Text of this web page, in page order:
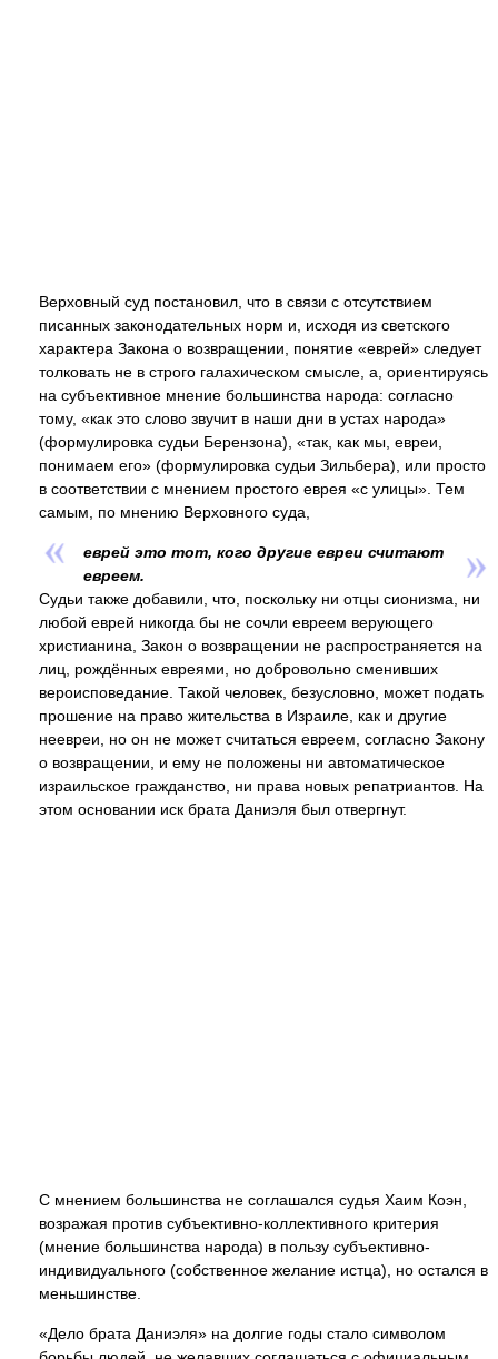
Верховный суд постановил, что в связи с отсутствием
писанных законодательных норм и, исходя из светского
характера Закона о возвращении, понятие «еврей» следует
толковать не в строго галахическом смысле, а, ориентируясь
на субъективное мнение большинства народа: согласно
тому, «как это слово звучит в наши дни в устах народа»
(формулировка судьи Берензона), «так, как мы, евреи,
понимаем его» (формулировка судьи Зильбера), или просто
в соответствии с мнением простого еврея «с улицы». Тем
самым, по мнению Верховного суда,
еврей это тот, кого другие евреи считают
евреем.
Судьи также добавили, что, поскольку ни отцы сионизма, ни
любой еврей никогда бы не сочли евреем верующего
христианина, Закон о возвращении не распространяется на
лиц, рождённых евреями, но добровольно сменивших
вероисповедание. Такой человек, безусловно, может подать
прошение на право жительства в Израиле, как и другие
неевреи, но он не может считаться евреем, согласно Закону
о возвращении, и ему не положены ни автоматическое
израильское гражданство, ни права новых репатриантов. На
этом основании иск брата Даниэля был отвергнут.
С мнением большинства не соглашался судья Хаим Коэн,
возражая против субъективно-коллективного критерия
(мнение большинства народа) в пользу субъективно-
индивидуального (собственное желание истца), но остался в
меньшинстве.
«Дело брата Даниэля» на долгие годы стало символом